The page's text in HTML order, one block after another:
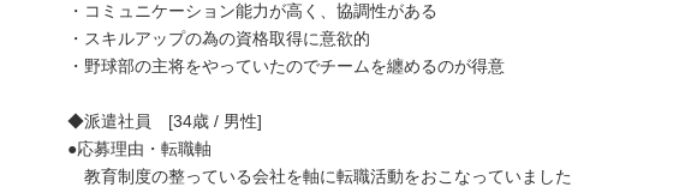
・コミュニケーション能力が高く、協調性がある
・スキルアップの為の資格取得に意欲的
・野球部の主将をやっていたのでチームを纏めるのが得意
◆派遣社員 [34歳 / 男性]
●応募理由・転職軸
教育制度の整っている会社を軸に転職活動をおこなっていました